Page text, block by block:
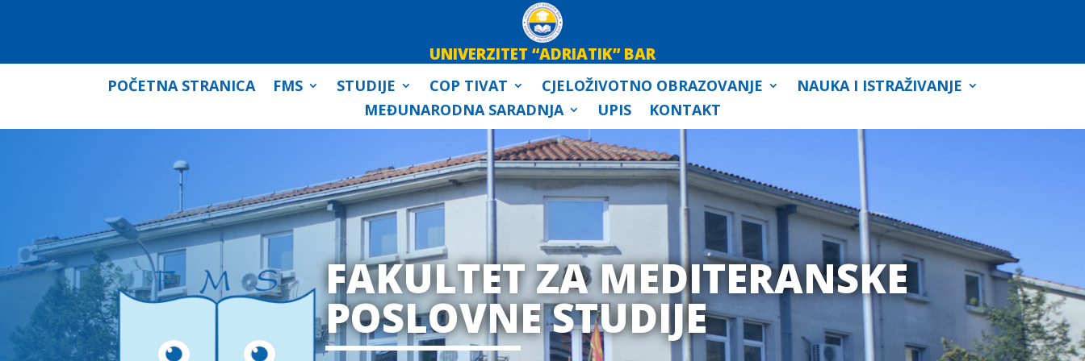
UNIVERZITET “ADRIATIK” BAR
POČETNA STRANICA FMS STUDIJE COP TIVAT CJELOŽIVOTNO OBRAZOVANJE
NAUKA I ISTRAŽIVANJE
MEĐUNARODNA SARADNJA
UPIS KONTAKT
FAKULTET ZA MEDITERANSKE
POSLOVNE STUDIJE